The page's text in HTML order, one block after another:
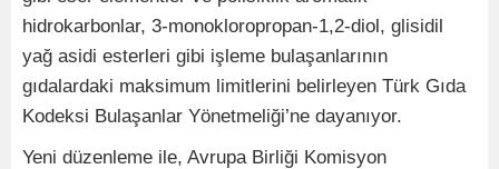
hidrokarbonlar, 3-monokloropropan-1,2-diol, glisidil
yağ asidi esterleri gibi işleme bulaşanlarının
gıdalardaki maksimum limitlerini belirleyen Türk Gıda
Kodeksi Bulaşanlar Yönetmeliği’ne dayanıyor.
Yeni düzenleme ile, Avrupa Birliği Komisyon